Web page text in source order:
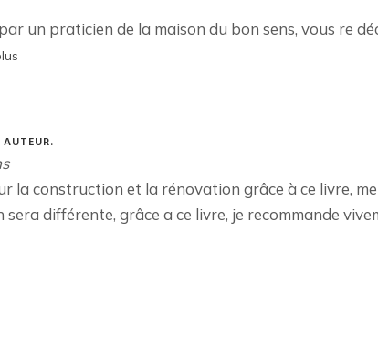
un praticien de la maison du bon sens, vous re
la construction et la rénovation grâce à ce livre,
différente, grâce a ce livre, je recommande